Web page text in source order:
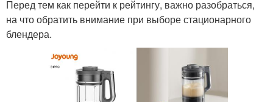
Перед тем как перейти к рейтингу, важно разобраться,
на что обратить внимание при выборе стационарного
блендера.